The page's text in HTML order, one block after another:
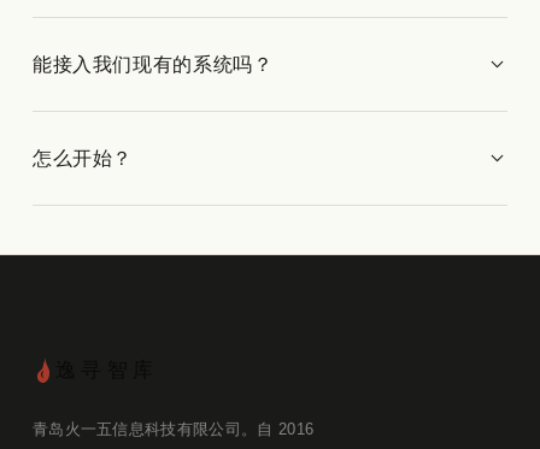
能接入我们现有的系统吗？
怎么开始？
青岛火一五信息科技有限公司。自 2016